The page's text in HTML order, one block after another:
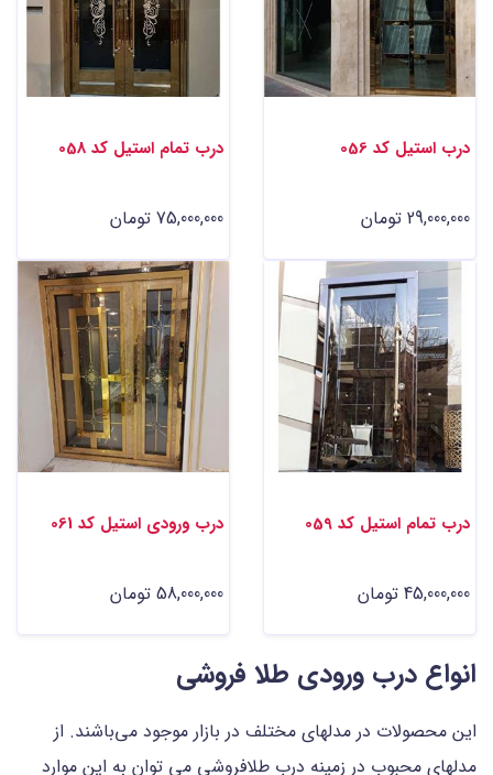
درب استیل کد 056
29,000,000 تومان
درب تمام استیل کد 058
75,000,000 تومان
درب تمام استیل کد 059
45,000,000 تومان
درب ورودی استیل کد 061
58,000,000 تومان
انواع درب ورودی طلا فروشی
این محصولات در مدلهای مختلف در بازار موجود می‌باشند. از
مدلهای محبوب در زمینه درب طلافروشی می توان به این موارد